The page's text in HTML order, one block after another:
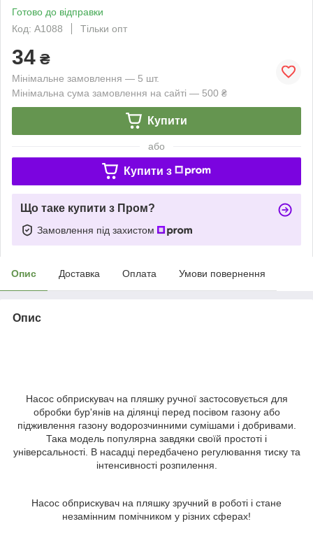
Готово до відправки
Код: А1088
Тільки опт
34 ₴
Мінімальне замовлення — 5 шт.
Мінімальна сума замовлення на сайті — 500 ₴
Купити
або
Купити з
Що таке купити з Пром?
Замовлення під захистом
Опис Доставка Оплата Умови повернення
Опис
Насос обприскувач на пляшку ручної застосовується для
обробки бур'янів на ділянці перед посівом газону або
підживлення газону водорозчинними сумішами і добривами.
Така модель популярна завдяки своїй простоті і
універсальності. В насадці передбачено регулювання тиску та
інтенсивності розпилення.
Насос обприскувач на пляшку зручний в роботі і стане
незамінним помічником у різних сферах!